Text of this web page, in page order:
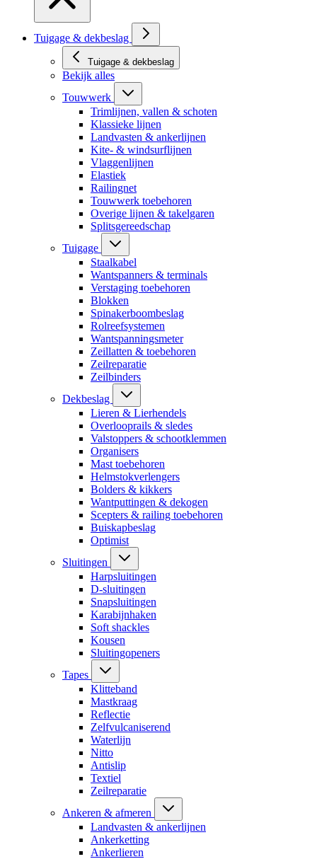
Tuigage & dekbeslag
Tuigage & dekbeslag
Bekijk alles
Touwwerk
Trimlijnen, vallen & schoten
Klassieke lijnen
Landvasten & ankerlijnen
Kite- & windsurflijnen
Vlaggenlijnen
Elastiek
Railingnet
Touwwerk toebehoren
Overige lijnen & takelgaren
Splitsgereedschap
Tuigage
Staalkabel
Wantspanners & terminals
Verstaging toebehoren
Blokken
Spinakerboombeslag
Rolreefsystemen
Wantspanningsmeter
Zeillatten & toebehoren
Zeilreparatie
Zeilbinders
Dekbeslag
Lieren & Lierhendels
Overlooprails & sledes
Valstoppers & schootklemmen
Organisers
Mast toebehoren
Helmstokverlengers
Bolders & kikkers
Wantputtingen & dekogen
Scepters & railing toebehoren
Buiskapbeslag
Optimist
Sluitingen
Harpsluitingen
D-sluitingen
Snapsluitingen
Karabijnhaken
Soft shackles
Kousen
Sluitingopeners
Tapes
Klitteband
Mastkraag
Reflectie
Zelfvulcaniserend
Waterlijn
Nitto
Antislip
Textiel
Zeilreparatie
Ankeren & afmeren
Landvasten & ankerlijnen
Ankerketting
Ankerlieren